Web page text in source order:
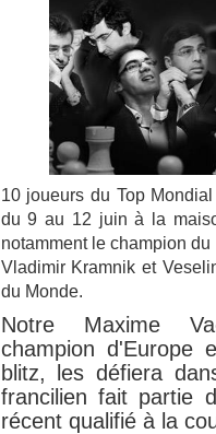
10 joueurs du Top
du 9 au 12 juin à la
notamment le champion
Vladimir Kramnik et
du Monde.
Notre Maxime
champion d'Europe
blitz,
les défiera
francilien fait partie
récent qualifié à la